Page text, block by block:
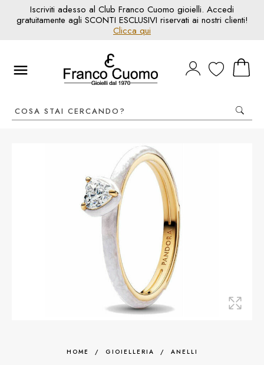
Iscriviti adesso al Club Franco Cuomo gioielli. Accedi
gratuitamente agli SCONTI ESCLUSIVI riservati ai nostri clienti!
Clicca qui
HOME / GIOIELLERIA / ANELLI